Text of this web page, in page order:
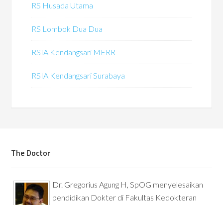
RS Husada Utama
RS Lombok Dua Dua
RSIA Kendangsari MERR
RSIA Kendangsari Surabaya
The Doctor
Dr. Gregorius Agung H, SpOG menyelesaikan
pendidikan Dokter di Fakultas Kedokteran